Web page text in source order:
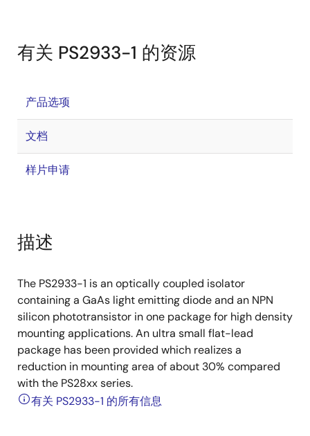
有关 PS2933-1 的资源
产品选项
文档
样片申请
描述
The PS2933-1 is an optically coupled isolator
containing a GaAs light emitting diode and an NPN
silicon phototransistor in one package for high density
mounting applications. An ultra small flat-lead
package has been provided which realizes a
reduction in mounting area of about 30% compared
with the PS28xx series.
有关 PS2933-1 的所有信息